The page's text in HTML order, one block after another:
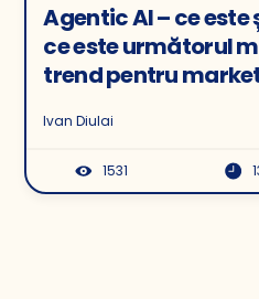
Agentic AI – ce este
ce este următorul
trend pentru
Ivan Diulai
1531